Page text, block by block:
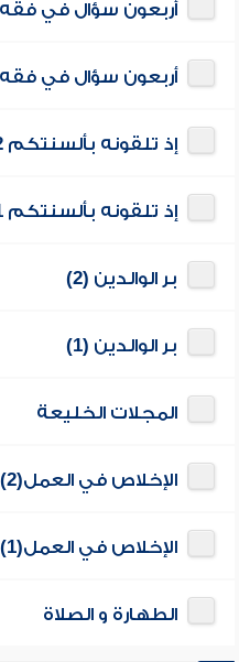
أربعون سؤال في فقه
أربعون سؤال في فقه
إذ تلقونه بألسنتكم 2
إذ تلقونه بألسنتكم 1
بر الوالدين (2)
بر الوالدين (1)
المجلات الخليعة
الإخلاص في العمل(2)
الإخلاص في العمل(1)
الطهارة و الصلاة